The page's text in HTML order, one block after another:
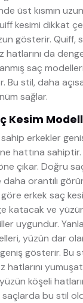
üst kısmın
kesimi dikkat
gösterir. Quiff,
hatlarını da
saç
Bu stil, daha
sağlar.
Kesim
erkekler
hattına
çıkar. Doğru
orantılı
erkek saç
katacak ve
uygundur.
yüzün dar
gösterir. Bu
köşeli
saçlarda bu stil